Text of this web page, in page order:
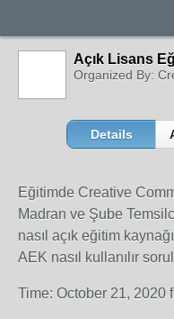
Açık Lisans
Organized By:
Details
Eğitimde Creative
Madran ve Şube
nasıl açık eğitim
AEK nasıl kullanılır
Time: October 21, 2020